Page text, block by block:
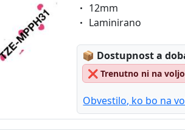
Eigenschaft:
12mm
Eigenschaft:
Laminirano
📦 Lagerstatus:
Dostupnost a
❌ Trenutno ni na
Obvestilo, ko bo na